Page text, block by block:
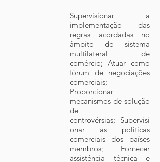
Supervisionar a
implementação das
regras acordadas no
âmbito do sistema
multilateral de
comércio; Atuar como
fórum de negociações
comerciais;
Proporcionar
mecanismos de solução
de
controvérsias; Supervisi
onar as políticas
comerciais dos países
membros; Fornecer
assistência técnica e